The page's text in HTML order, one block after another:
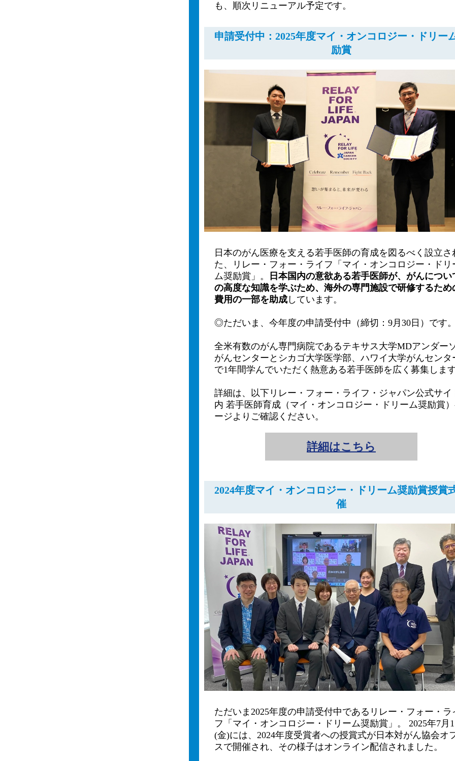
も、順次リニューアル予定です。
申請受付中：2025年度マイ・オンコロジー・ドリー
励賞
日本のがん医療を支える若手医師の育成を図るべく設立さ
た、リレー・フォー・ライフ「マイ・オンコロジー・ドリ
ム奨励賞」。
日本国内の意欲ある若手医師が、がんについ
の高度な知識を学ぶため、海外の専門施設で研修するため
費用の一部を助成 しています。
◎ただいま、今年度の申請受付中（締切：9月30日）です。
全米有数のがん専門病院であるテキサス大学MDアンダー
がんセンターとシカゴ大学医学部、ハワイ大学がんセンタ
で1年間学んでいただく熱意ある若手医師を広く募集します
詳細は、以下リレー・フォー・ライフ・ジャパン公式サイ
内 若手医師育成（マイ・オンコロジー・ドリーム奨励賞
ージよりご確認ください。
詳細はこちら
2024年度マイ・オンコロジー・ドリーム奨励賞授賞
催
ただいま2025年度の申請受付中であるリレー・フォー・ラ
フ「マイ・オンコロジー・ドリーム奨励賞」。 2025年7月
(金)には、2024年度受賞者への授賞式が日本対がん協会オ
スで開催され、その様子はオンライン配信されました。